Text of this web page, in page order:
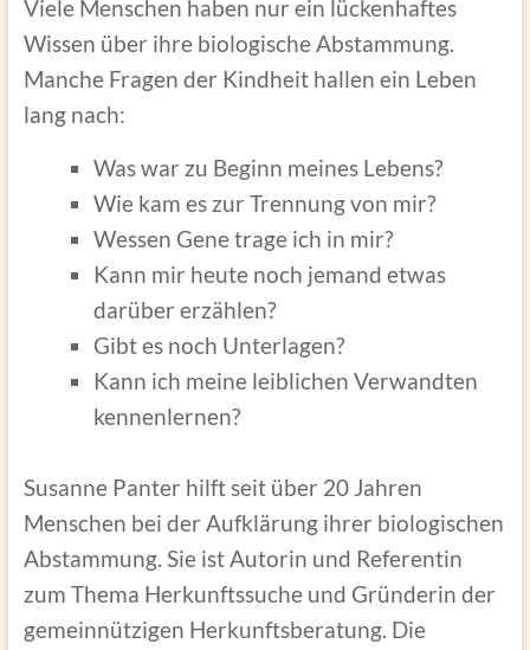
Viele Menschen haben nur ein lückenhaftes
Wissen über ihre biologische Abstammung.
Manche Fragen der Kindheit hallen ein Leben
lang nach:
Was war zu Beginn meines Lebens?
Wie kam es zur Trennung von mir?
Wessen Gene trage ich in mir?
Kann mir heute noch jemand etwas
darüber erzählen?
Gibt es noch Unterlagen?
Kann ich meine leiblichen Verwandten
kennenlernen?
Susanne Panter hilft seit über 20 Jahren
Menschen bei der Aufklärung ihrer biologischen
Abstammung. Sie ist Autorin und Referentin
zum Thema Herkunftssuche und Gründerin der
gemeinnützigen Herkunftsberatung. Die